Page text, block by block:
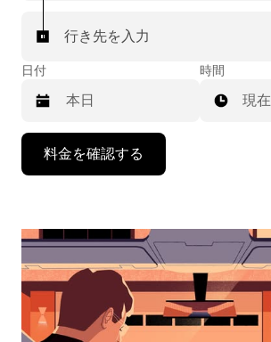
行き先を入力
日付
で
ン
ダ
ー
時間
現在
料金を確認する